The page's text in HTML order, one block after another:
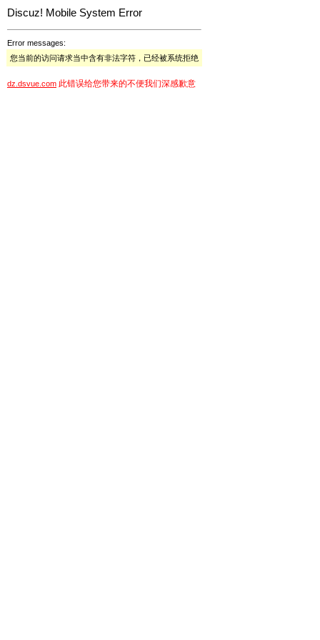
Discuz! Mobile System Error
Error messages:
您当前的访问请求当中含有非法字符，已经被系统拒绝
dz.dsvue.com 此错误给您带来的不便我们深感歉意